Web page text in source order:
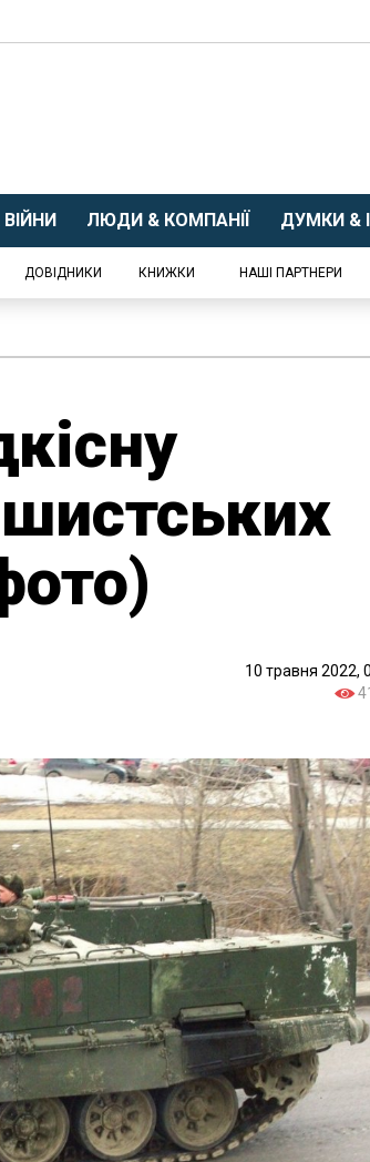
ВІЙНИ ЛЮДИ & КОМПАНІЇ ДУМКИ &
ДОВІДНИКИ КНИЖКИ НАШІ ПАРТНЕРИ
10 травня 2022,